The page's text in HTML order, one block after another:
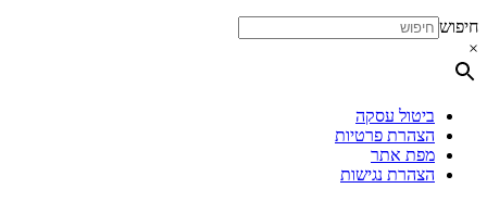
חיפוש
×
ביטול עסקה
הצהרת פרטיות
מפת אתר
הצהרת נגישות